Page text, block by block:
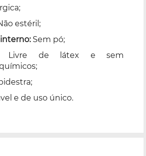
estéril;
Sem pó;
Livre de látex e sem
e de uso único.